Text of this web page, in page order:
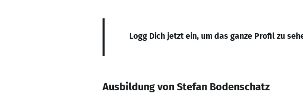
Logg Dich jetzt ein, um das ganze Profil zu
Ausbildung von Stefan Bodenschatz